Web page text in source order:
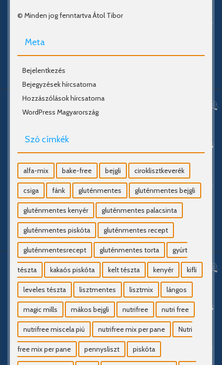
© Minden jog fenntartva Átol Tibor
Meta
Bejelentkezés
Bejegyzések hírcsatorna
Hozzászólások hírcsatorna
WordPress Magyarország
Szó címkék
alfa-mix bake-free bejgli ciroklisztkeverék
csiga fánk gluténmentes gluténmentes bejgli
gluténmentes kenyér gluténmentes palacsinta
gluténmentes piskóta gluténmentes recept
gluténmentesrecept gluténmentes torta gyúrt
tészta kakaós piskóta kelt tészta kenyér kifli
leveles tészta lisztmentes lisztmix lángos
magic mills mákos bejgli nutrifree nutri free
nutrifree miscela piú nutrifree mix per pane Nutri
free mix per pane pennysliszt piskóta